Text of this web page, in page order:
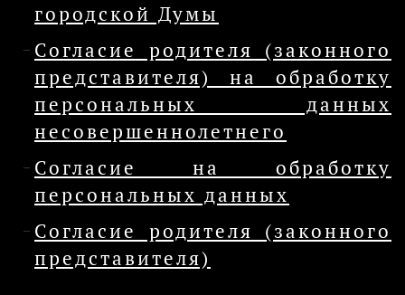
городской Думы
Согласие родителя (законного
представителя) на обработку
персональных данных
несовершеннолетнего
Согласие на обработку
персональных данных
Согласие родителя (законного
представителя)